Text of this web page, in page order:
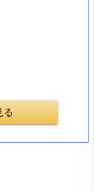
る